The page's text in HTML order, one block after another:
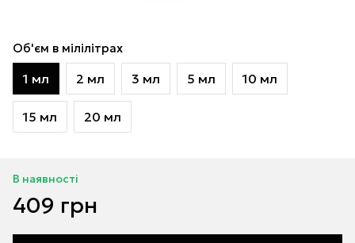
Об'єм в мілілітрах
1 мл 2 мл 3 мл 5 мл 10 мл
15 мл 20 мл
В наявності
409 грн